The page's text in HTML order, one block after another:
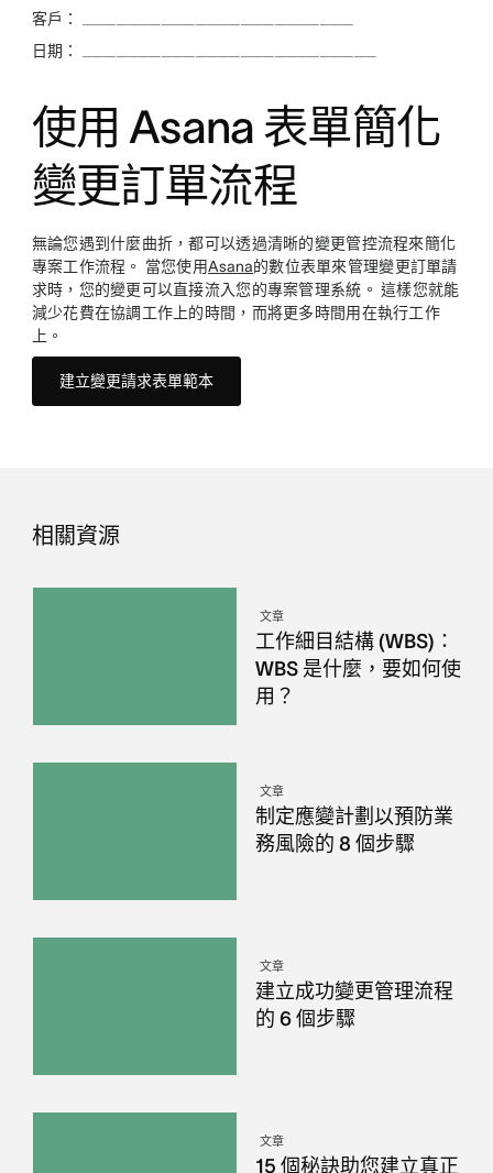
客戶： ________________________
日期： __________________________
使用 Asana 表單簡化
變更訂單流程
無論您遇到什麼曲折，都可以透過清晰的變更管控流程來簡化
專案工作流程。 當您使用Asana的數位表單來管理變更訂單請
求時，您的變更可以直接流入您的專案管理系統。 這樣您就能
減少花費在協調工作上的時間，而將更多時間用在執行工作
上。
建立變更請求表單範本
相關資源
文章
工作細目結構 (WBS)：
WBS 是什麼，要如何使
用？
文章
制定應變計劃以預防業
務風險的 8 個步驟
文章
建立成功變更管理流程
的 6 個步驟
文章
15 個秘訣助您建立真正